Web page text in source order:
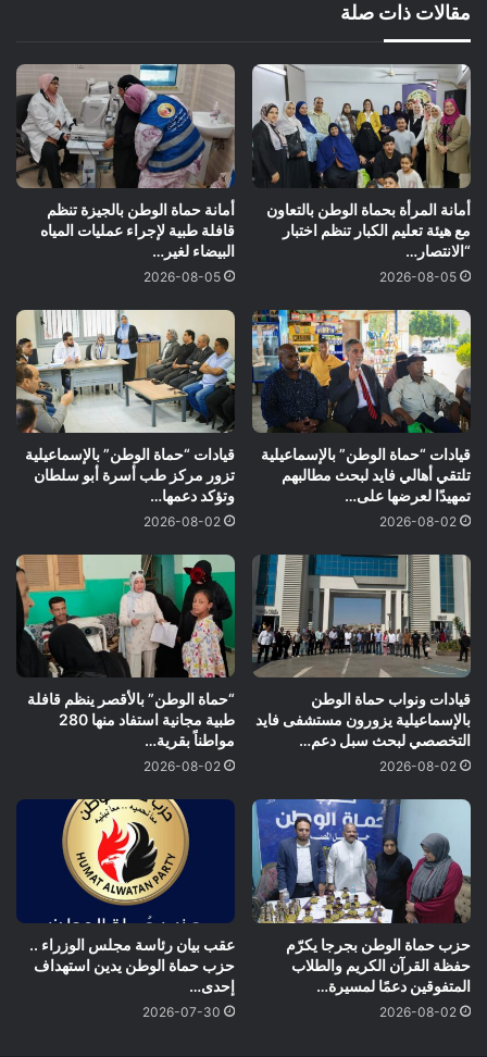
مقالات ذات صلة
أمانة المرأة بحماة الوطن بالتعاون
مع هيئة تعليم الكبار تنظم اختبار
“الانتصار…
2026-08-05
أمانة حماة الوطن بالجيزة تنظم
قافلة طبية لإجراء عمليات المياه
البيضاء لغير…
2026-08-05
قيادات “حماة الوطن” بالإسماعيلية
تلتقي أهالي فايد لبحث مطالبهم
تمهيدًا لعرضها على…
2026-08-02
قيادات “حماة الوطن” بالإسماعيلية
تزور مركز طب أسرة أبو سلطان
وتؤكد دعمها…
2026-08-02
قيادات ونواب حماة الوطن
بالإسماعيلية يزورون مستشفى فايد
التخصصي لبحث سبل دعم…
2026-08-02
“حماة الوطن” بالأقصر ينظم قافلة
طبية مجانية استفاد منها 280
مواطناً بقرية…
2026-08-02
حزب حماة الوطن بجرجا يكرّم
حفظة القرآن الكريم والطلاب
المتفوقين دعمًا لمسيرة…
2026-08-02
عقب بيان رئاسة مجلس الوزراء ..
حزب حماة الوطن يدين استهداف
إحدى…
2026-07-30